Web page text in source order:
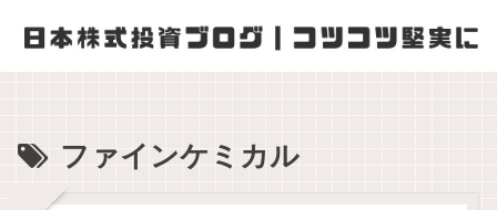
ファインケミカル